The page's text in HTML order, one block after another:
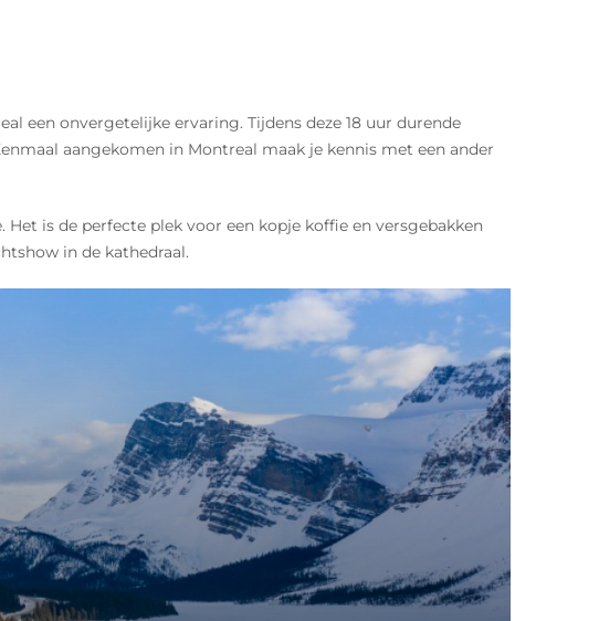
een onvergetelijke ervaring. Tijdens deze 18 uur durende
aangekomen in Montreal maak je kennis met een ander
is de perfecte plek voor een kopje koffie en versgebakken
in de kathedraal.